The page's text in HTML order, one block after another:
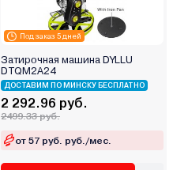
Под заказ 5 дней
Затирочная машина DYLLU
DTQM2A24
ДОСТАВИМ ПО МИНСКУ БЕСПЛАТНО
2 292.96 руб.
2499.33 руб.
от 57 руб. руб./мес.